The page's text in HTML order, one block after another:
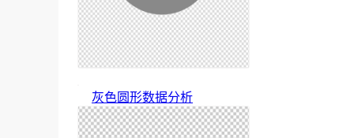
灰色圆形数据分析